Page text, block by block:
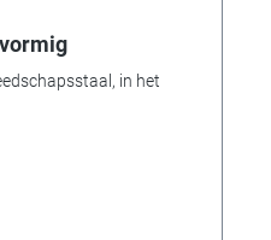
in het